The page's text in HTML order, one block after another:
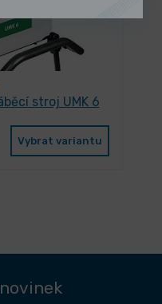
stroj UMK 6
Vybrat variantu